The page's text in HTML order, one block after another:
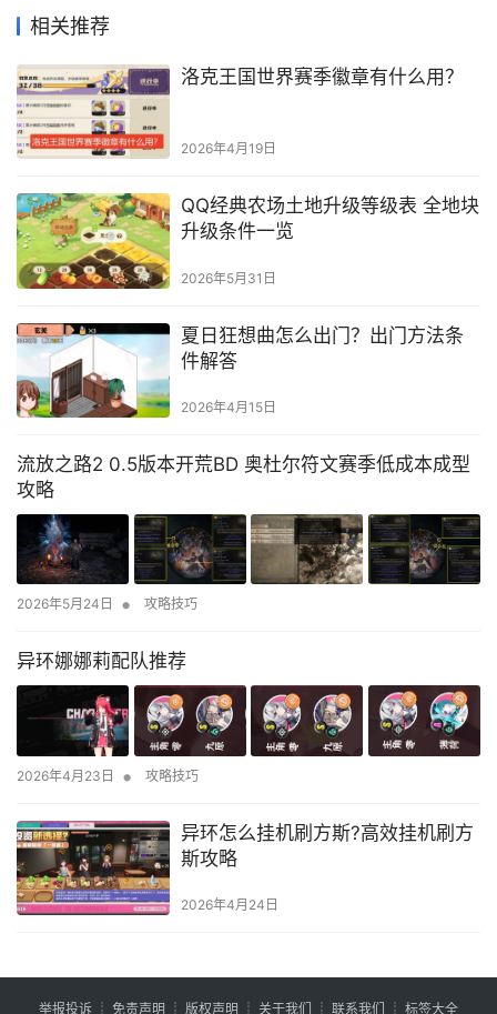
相关推荐
洛克王国世界赛季徽章有什么用？
2026年4月19日
QQ经典农场土地升级等级表 全地块
升级条件一览
2026年5月31日
夏日狂想曲怎么出门？出门方法条
件解答
2026年4月15日
流放之路2 0.5版本开荒BD 奥杜尔符文赛季低成本成型
攻略
2026年5月24日 • 攻略技巧
异环娜娜莉配队推荐
2026年4月23日 • 攻略技巧
异环怎么挂机刷方斯?高效挂机刷方
斯攻略
2026年4月24日
举报投诉 ┊ 免责声明 ┊ 版权声明 ┊ 关于我们 ┊ 联系我们 ┊ 标签大全